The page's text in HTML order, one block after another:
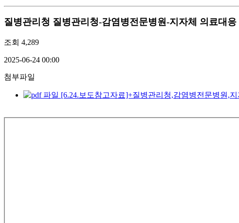
질병관리청 질병관리청-감염병전문병원-지자체 의료대
조회 4,289
2025-06-24 00:00
첨부파일
[6.24.보도참고자료]+질병관리청,감염병전문병원,